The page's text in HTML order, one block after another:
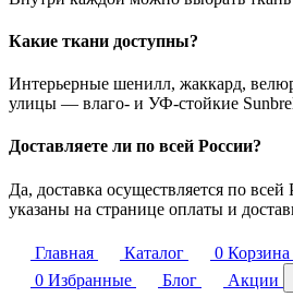
Какие ткани доступны?
Интерьерные шенилл, жаккард,
улицы — влаго- и УФ-стойкие
Доставляете ли по всей России?
Да, доставка осуществляется по
указаны на странице оплаты и
Главная Каталог 0 Корзина
0 Избранные Блог Акции